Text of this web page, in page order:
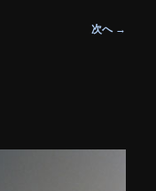
次へ →